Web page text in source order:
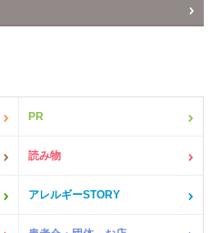
PR
読み物
アレルギーSTORY